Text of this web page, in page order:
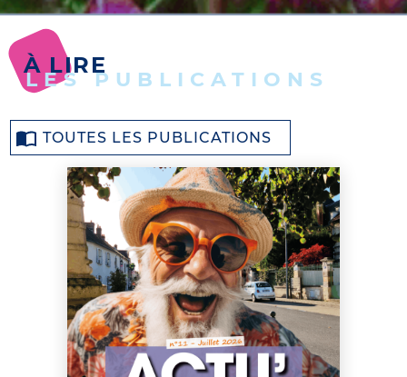
À LIRE
LES PUBLICATIONS
TOUTES LES PUBLICATIONS